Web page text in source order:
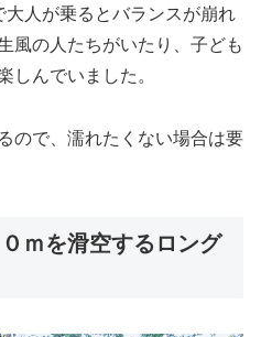
人が乗るとバランスが崩れ
風の人たちがいたり、子ども
しんでいました。
ので、濡れたくない場合は要
ｍを滑空するロング